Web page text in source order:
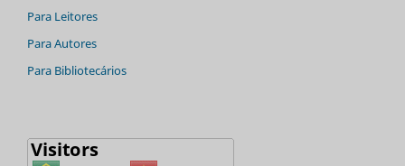
Para Leitores
Para Autores
Para Bibliotecários